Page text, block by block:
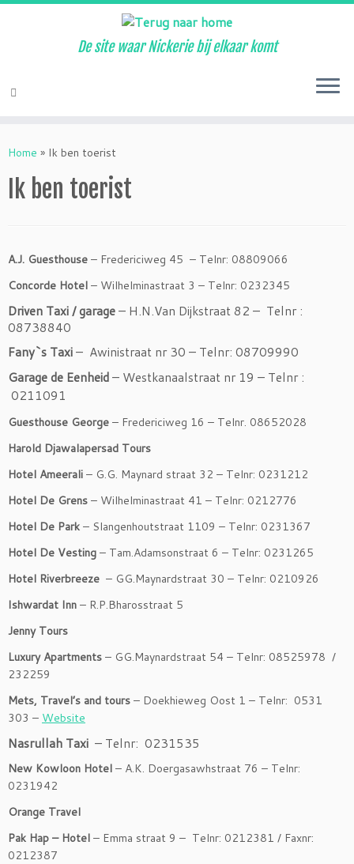
naar
De site waar Nickerie bij elkaar komt
Home » Ik ben toerist
Ik ben toerist
A.J. Guesthouse – Fredericiweg 45 – Telnr: 08809066
Concorde Hotel – Wilhelminastraat 3 – Telnr: 0232345
Driven Taxi/ garage– H.N.Van Dijkstraat 82 – Telnr :
08738840
Fany`s Taxi– Awinistraat nr 30 – Telnr: 08709990
Garage de Eenheid– Westkanaalstraat nr 19 – Telnr :
0211091
Guesthouse George – Fredericiweg 16 – Telnr. 08652028
Harold Djawalapersad Tours
Hotel Ameerali – G.G. Maynard straat 32 – Telnr: 0231212
Hotel De Grens – Wilhelminastraat 41 – Telnr: 0212776
Hotel De Park – Slangenhoutstraat 1109 – Telnr: 0231367
Hotel De Vesting – Tam.Adamsonstraat 6 – Telnr: 0231265
Hotel Riverbreeze – GG.Maynardstraat 30 – Telnr: 0210926
Ishwardat Inn – R.P.Bharosstraat 5
Jenny Tours
Luxury Apartments – GG.Maynardstraat 54 – Telnr: 08525978 /
232259
Mets, Travel’s and tours – Doekhieweg Oost 1 – Telnr: 0531
303 – Website
Nasrullah Taxi – Telnr: 0231535
New Kowloon Hotel – A.K. Doergasawhstraat 76 – Telnr:
0231942
Orange Travel
Pak Hap – Hotel – Emma straat 9 – Telnr: 0212381 / Faxnr:
0212387